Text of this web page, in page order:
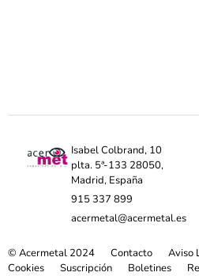
Isabel Colbrand, 10
plta. 5ª-133 28050,
Madrid, España
915 337 899
acermetal@acermetal.es
© Acermetal 2024 Contacto
Aviso
Cookies
Suscripción Boletines